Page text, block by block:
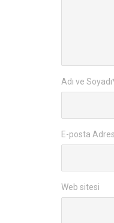
Adı ve Soyadı
E-posta
Web sitesi